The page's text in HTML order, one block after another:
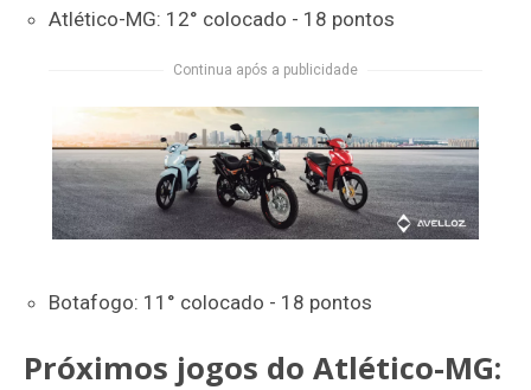
Atlético-MG: 12° colocado - 18 pontos
Continua após a publicidade
Botafogo: 11° colocado - 18 pontos
Próximos jogos do Atlético-MG: